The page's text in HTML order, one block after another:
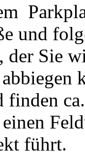
und
der Sie
finden
führt.